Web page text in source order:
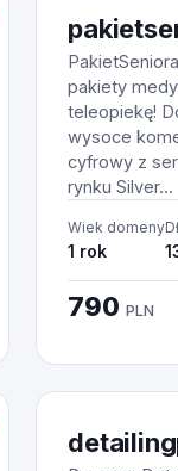
pakiety
teleopiekę!
wysoce
cyfrowy z
rynku Silver...
Wiek domeny
1 rok
790PLN